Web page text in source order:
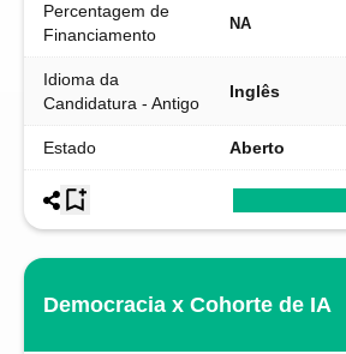
Percentagem de
Financiamento
NA
Idioma da
Candidatura - Antigo
Inglês
Estado Aberto
Democracia x Cohorte de IA